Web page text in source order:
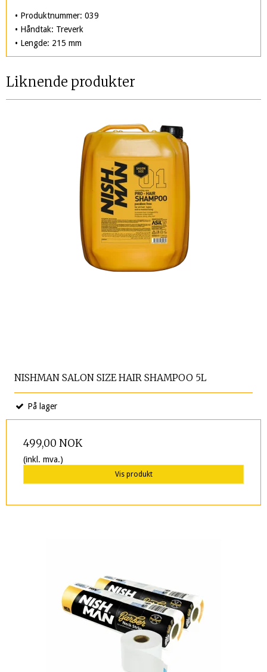
• Produktnummer: 039
• Håndtak: Treverk
• Lengde: 215 mm
Liknende produkter
NISHMAN SALON SIZE HAIR SHAMPOO 5L
På lager
499,00 NOK
(inkl. mva.)
Vis produkt